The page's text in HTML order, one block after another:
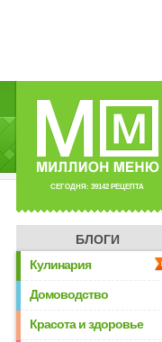
СЕГОДНЯ: 39142 РЕЦЕПТА
БЛОГИ
Кулинария
Домоводство
Красота и здоровье